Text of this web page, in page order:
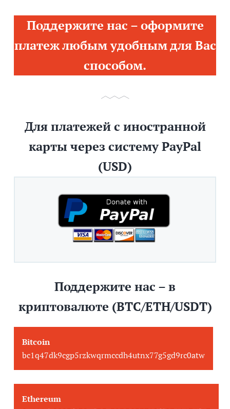
Поддержите нас – оформите
платеж любым удобным для Вас
способом.
Для платежей с иностранной
карты через систему PayPal
(USD)
Поддержите нас – в
криптовалюте (BTC/ETH/USDT)
Bitcoin
bc1q47dk9cgp5rzkwqrmccdh4utnx77g5gd9rc0atw
Ethereum